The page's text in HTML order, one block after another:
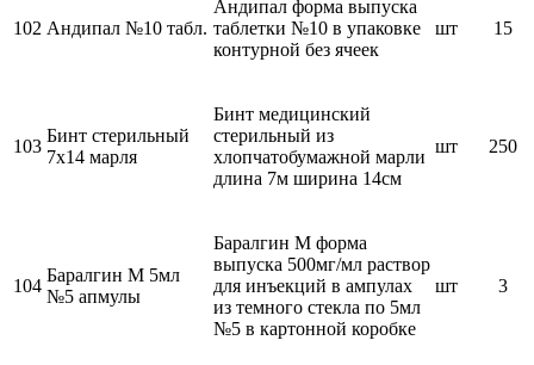
102 Андипал №10 табл.
Андипал форма выпуска
таблетки №10 в упаковке
контурной без ячеек
шт 15
103
Бинт стерильный
7х14 марля
Бинт медицинский
стерильный из
хлопчатобумажной марли
длина 7м ширина 14см
шт 250
104
Баралгин М 5мл
№5 апмулы
Баралгин М форма
выпуска 500мг/мл раствор
для инъекций в ампулах
из темного стекла по 5мл
№5 в картонной коробке
шт 3